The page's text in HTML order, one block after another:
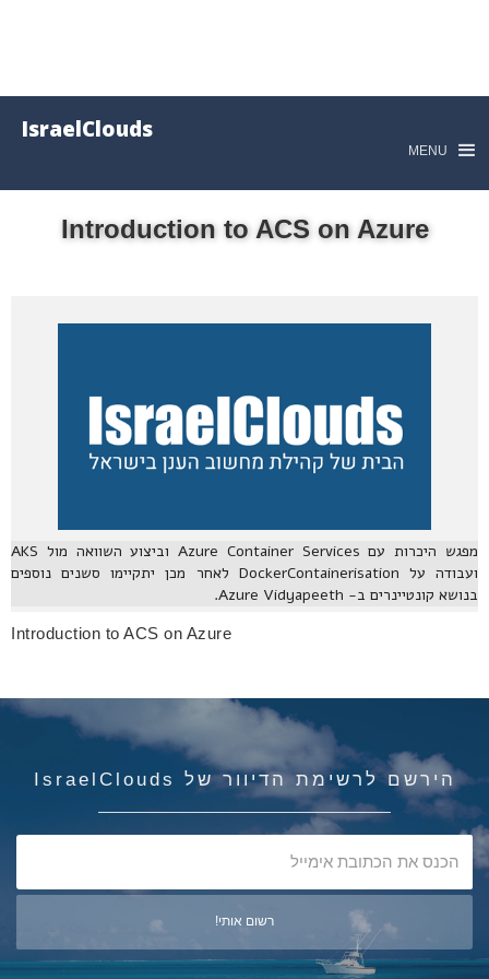
IsraelClouds
MENU
Introduction to ACS on Azure
מפגש היכרות עם Azure Container Services וביצוע השוואה מול AKS
ועבודה על DockerContainerisation לאחר מכן יתקיימו סשנים נוספים
בנושא קונטיינרים ב- Azure Vidyapeeth.
Introduction to ACS on Azure
הירשם לרשימת הדיוור של IsraelClouds